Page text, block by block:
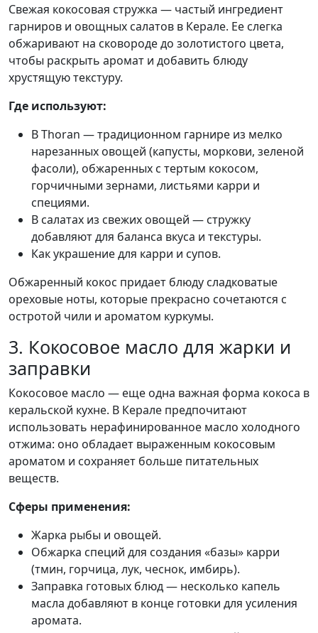
Свежая кокосовая стружка — частый ингредиент
гарниров и овощных салатов в Керале. Ее слегка
обжаривают на сковороде до золотистого цвета,
чтобы раскрыть аромат и добавить блюду
хрустящую текстуру.
Где используют:
В Thoran — традиционном гарнире из мелко
нарезанных овощей (капусты, моркови, зеленой
фасоли), обжаренных с тертым кокосом,
горчичными зернами, листьями карри и
специями.
В салатах из свежих овощей — стружку
добавляют для баланса вкуса и текстуры.
Как украшение для карри и супов.
Обжаренный кокос придает блюду сладковатые
ореховые ноты, которые прекрасно сочетаются с
остротой чили и ароматом куркумы.
3. Кокосовое масло для жарки и
заправки
Кокосовое масло — еще одна важная форма кокоса в
керальской кухне. В Керале предпочитают
использовать нерафинированное масло холодного
отжима: оно обладает выраженным кокосовым
ароматом и сохраняет больше питательных
веществ.
Сферы применения:
Жарка рыбы и овощей.
Обжарка специй для создания «базы» карри
(тмин, горчица, лук, чеснок, имбирь).
Заправка готовых блюд — несколько капель
масла добавляют в конце готовки для усиления
аромата.